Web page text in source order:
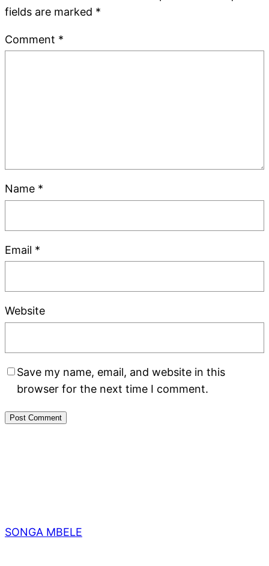
fields are marked *
Comment *
Name *
Email *
Website
Save my name, email, and website in this
browser for the next time I comment.
SONGA MBELE